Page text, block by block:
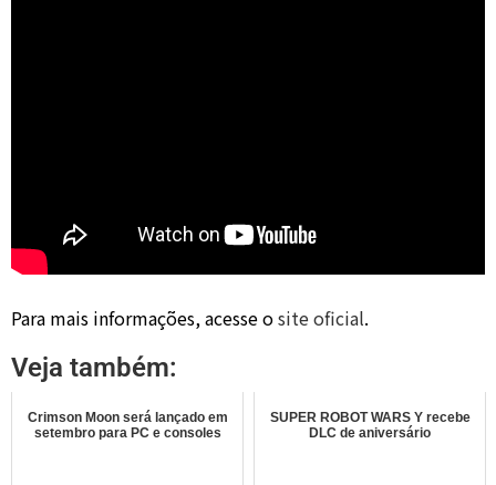
Para mais informações, acesse osite oficial.
Veja também:
Crimson Moon será lançado em
setembro para PC e consoles
SUPER ROBOT WARS Y recebe
DLC de aniversário